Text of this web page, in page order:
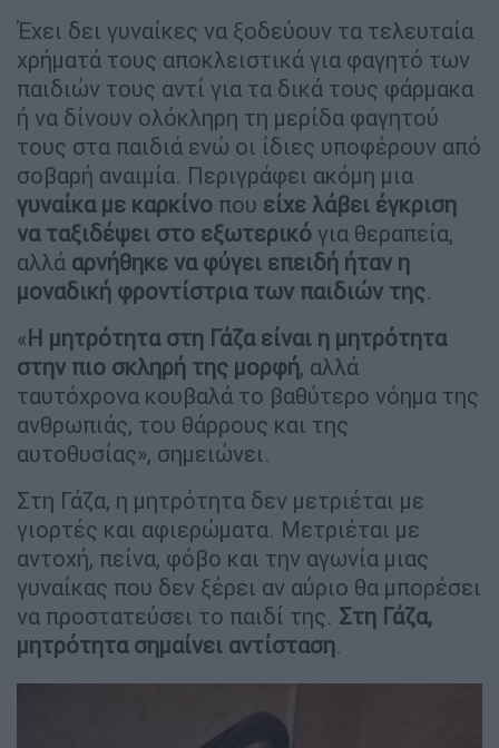
Έχει δει γυναίκες να ξοδεύουν τα τελευταία
χρήματά τους αποκλειστικά για φαγητό των
παιδιών τους αντί για τα δικά τους φάρμακα
ή να δίνουν ολόκληρη τη μερίδα φαγητού
τους στα παιδιά ενώ οι ίδιες υποφέρουν από
σοβαρή αναιμία. Περιγράφει ακόμη μια
γυναίκα με καρκίνο που είχε λάβει έγκριση
να ταξιδέψει στο εξωτερικό για θεραπεία,
αλλά αρνήθηκε να φύγει επειδή ήταν η
μοναδική φροντίστρια των παιδιών της.
« Η μητρότητα στη Γάζα είναι η μητρότητα
στην πιο σκληρή της μορφή, αλλά
ταυτόχρονα κουβαλά το βαθύτερο νόημα της
ανθρωπιάς, του θάρρους και της
αυτοθυσίας», σημειώνει.
Στη Γάζα, η μητρότητα δεν μετριέται με
γιορτές και αφιερώματα. Μετριέται με
αντοχή, πείνα, φόβο και την αγωνία μιας
γυναίκας που δεν ξέρει αν αύριο θα μπορέσει
να προστατεύσει το παιδί της. Στη Γάζα,
μητρότητα σημαίνει αντίσταση.